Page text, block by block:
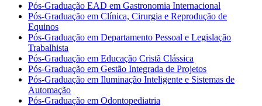
Pós-Graduação EAD em Gastronomia Internacional
Pós-Graduação em Clínica, Cirurgia e Reprodução de
Equinos
Pós-Graduação em Departamento Pessoal e Legislação
Trabalhista
Pós-Graduação em Educação Cristã Clássica
Pós-Graduação em Gestão Integrada de Projetos
Pós-Graduação em Iluminação Inteligente e Sistemas de
Automação
Pós-Graduação em Odontopediatria